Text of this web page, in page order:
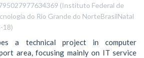
(Instituto Federal de
do Rio Grande do NorteBrasilNatal
18)
a technical project in computer
area, focusing mainly on IT service